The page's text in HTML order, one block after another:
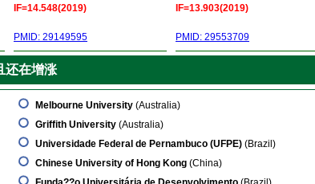
IF=14.548(2019)
PMID: 29149595
IF=13.903(2019)
PMID: 29553709
还在增涨
Melbourne University (Australia)
Griffith University (Australia)
Universidade Federal de Pernambuco (UFPE) (Brazil)
Chinese University of Hong Kong (China)